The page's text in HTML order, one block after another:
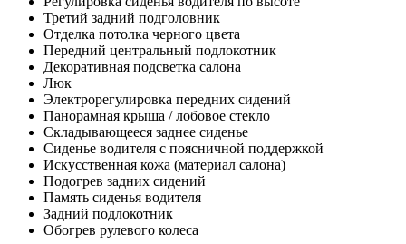
Третий задний подголовник
Отделка потолка черного цвета
Передний центральный подлокотник
Декоративная подсветка салона
Люк
Электрорегулировка передних сидений
Панорамная крыша / лобовое стекло
Складывающееся заднее сиденье
Сиденье водителя с поясничной поддержкой
Искусственная кожа (материал салона)
Подогрев задних сидений
Память сиденья водителя
Задний подлокотник
Обогрев рулевого колеса